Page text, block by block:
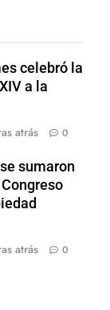
celebró la
a la
atrás 0
sumaron
atrás 0